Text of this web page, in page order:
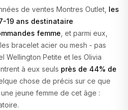
de ventes Montres Outlet, les
19 ans destinataire
femme , et parmi eux,
bracelet acier ou mesh - pas
Wellington Petite et les Olivia
à eux seuls près de 44% de
chose de précis sur ce que
jeune femme de cet âge :